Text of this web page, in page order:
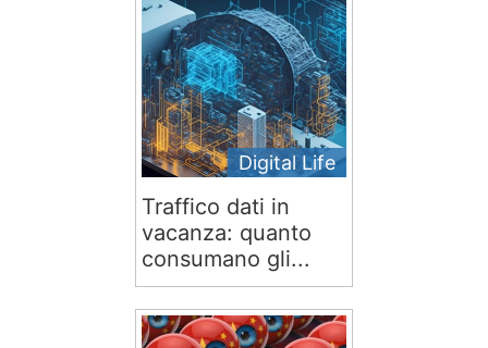
Digital Life
Traffico dati in
vacanza: quanto
consumano gli...